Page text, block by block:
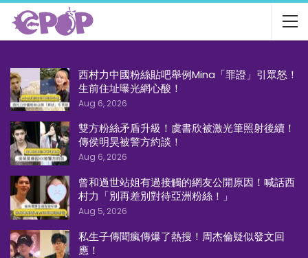
西村力中國粉絲貼吧舉例Mina「罪證」引眾怒！
生前住址曝光網心酸！
Aug 6, 2026
雙方粉絲矛盾升級！虞書欣被激光筆照射後續！
傳侯明昊被警方約談！
Aug 6, 2026
曾和過世站姐有過接觸的網友公開原因！喊話西
村力「別再差別對待亞洲粉絲！」
Aug 5, 2026
私生子傳聞瘋傳爆了熱搜！周杰倫疑似發文回
應！